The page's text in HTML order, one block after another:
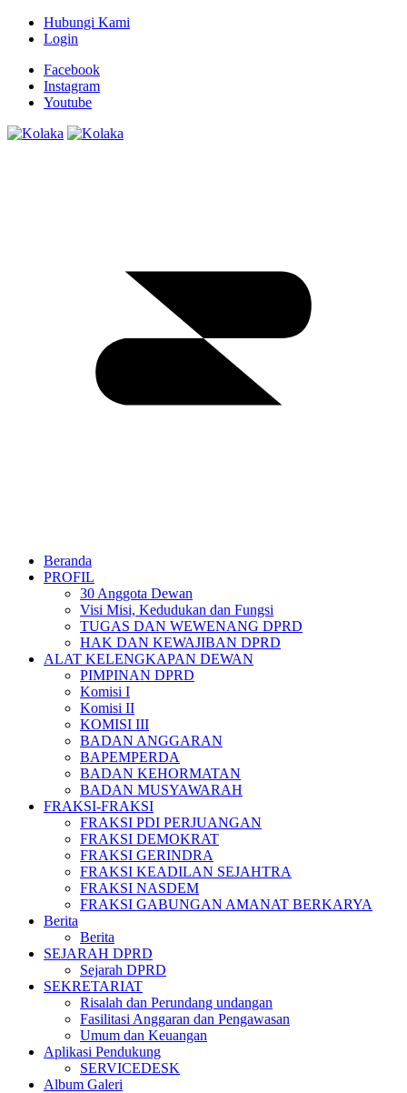
Hubungi Kami
Login
Facebook
Instagram
Youtube
Beranda
PROFIL
30 Anggota Dewan
Visi Misi, Kedudukan dan Fungsi
TUGAS DAN WEWENANG DPRD
HAK DAN KEWAJIBAN DPRD
ALAT KELENGKAPAN DEWAN
PIMPINAN DPRD
Komisi I
Komisi II
KOMISI III
BADAN ANGGARAN
BAPEMPERDA
BADAN KEHORMATAN
BADAN MUSYAWARAH
FRAKSI-FRAKSI
FRAKSI PDI PERJUANGAN
FRAKSI DEMOKRAT
FRAKSI GERINDRA
FRAKSI KEADILAN SEJAHTRA
FRAKSI NASDEM
FRAKSI GABUNGAN AMANAT BERKARYA
Berita
Berita
SEJARAH DPRD
Sejarah DPRD
SEKRETARIAT
Risalah dan Perundang undangan
Fasilitasi Anggaran dan Pengawasan
Umum dan Keuangan
Aplikasi Pendukung
SERVICEDESK
Album Galeri